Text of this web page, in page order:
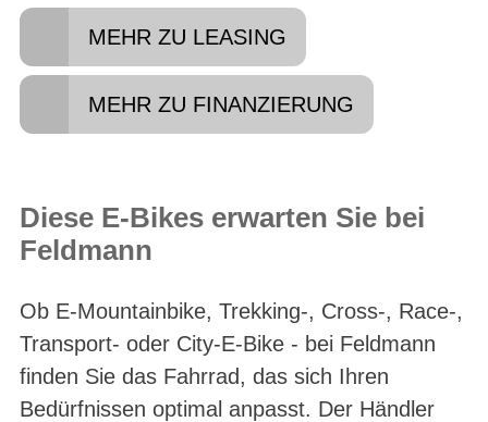
MEHR ZU LEASING
MEHR ZU FINANZIERUNG
Diese E-Bikes erwarten Sie bei
Feldmann
Ob E-Mountainbike, Trekking-, Cross-, Race-,
Transport- oder City-E-Bike - bei Feldmann
finden Sie das Fahrrad, das sich Ihren
Bedürfnissen optimal anpasst. Der Händler